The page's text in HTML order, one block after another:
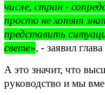
числе, стран -
просто не хотят
представить
свете», - заявил
А это значит, что
руководство и мы